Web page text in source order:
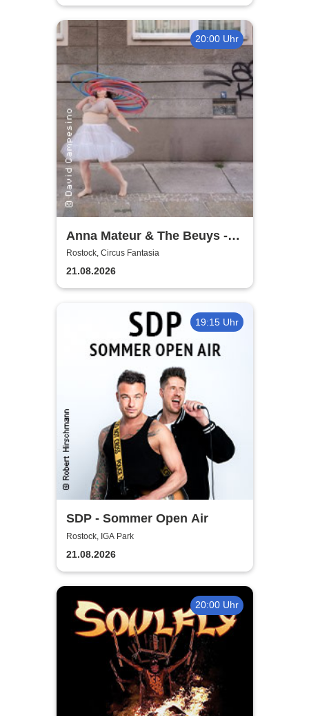
20:00 Uhr
Anna Mateur & The Beuys -
Kaoshüter
Rostock, Circus Fantasia
21.08.2026
19:15 Uhr
SDP - Sommer Open Air
Rostock, IGA Park
21.08.2026
20:00 Uhr